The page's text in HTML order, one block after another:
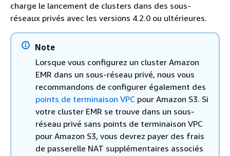
charge le lancement de clusters dans des sous-
réseaux privés avec les versions 4.2.0 ou ultérieures.
Note
Lorsque vous configurez un cluster Amazon
EMR dans un sous-réseau privé, nous vous
recommandons de configurer également des
points de terminaison VPC pour Amazon S3. Si
votre cluster EMR se trouve dans un sous-
réseau privé sans points de terminaison VPC
pour Amazon S3, vous devrez payer des frais
de passerelle NAT supplémentaires associés